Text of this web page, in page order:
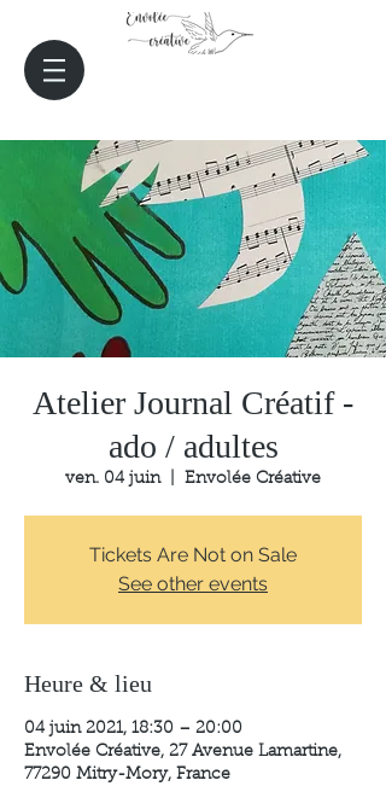
Atelier Journal Créatif -
ado / adultes
ven. 04 juin
  |
Envolée Créative
Tickets Are Not on Sale
See other events
Heure & lieu
04 juin 2021, 18:30 – 20:00
Envolée Créative, 27 Avenue Lamartine,
77290 Mitry-Mory, France